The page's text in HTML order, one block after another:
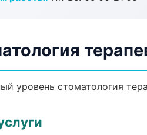
уровень стоматология